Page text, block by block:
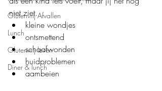
Glutenvrij Afvallen
Lunch
Glutenvrij leven
Diner & lunch
niet ziet.
kleine wondjes
ontsmettend
schaafwonden
huidproblemen
aambeien